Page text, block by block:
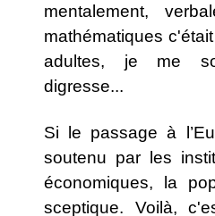
mentalement,
mathématiques
adultes, je me
digresse...
Si le passage à
soutenu par les
économiques, la
sceptique. Voilà,